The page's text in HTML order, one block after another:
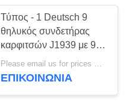
Τύπος - 1 Deutsch 9
θηλυκός συνδετήρας
καρφιτσών J1939 με 9
PC των τερματικών
Please email us for prices MOQ:100 τεμ
ΕΠΙΚΟΙΝΩΝΊΑ